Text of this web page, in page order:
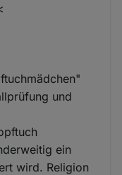
und
ein
wird. Religion